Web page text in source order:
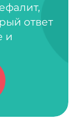
ответ
и